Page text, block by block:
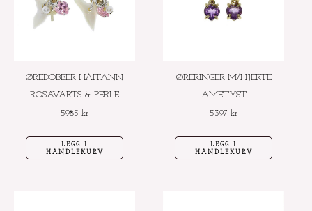
ØREDOBBER HAITANN
ROSAVARTS & PERLE
5985 kr
LEGG I
HANDLEKURV
ØRERINGER M/HJERTE
AMETYST
5397 kr
LEGG I
HANDLEKURV